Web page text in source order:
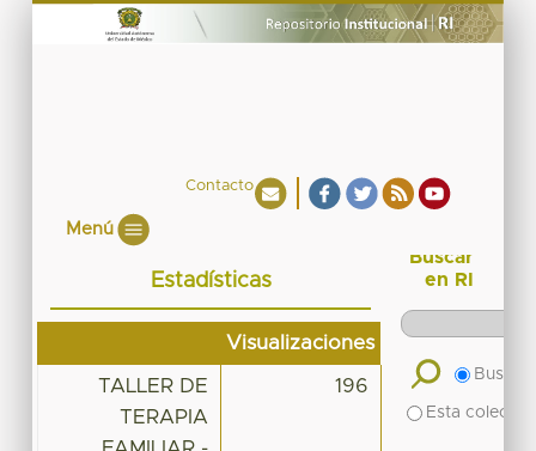
Contacto
Menú
Estadísticas
Visualizaciones
TALLER DE
TERAPIA
196
Buscar
en RI
Buscar
Esta